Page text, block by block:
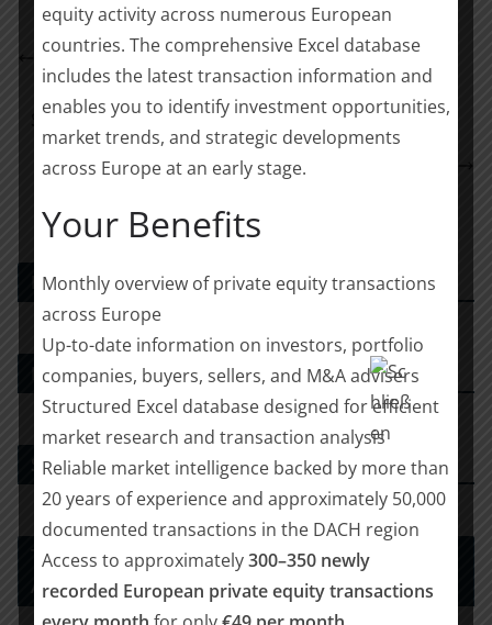
Langfristige Lösung für ganz wesentliche Teile von
Buderus Edelstahl erreicht – act legal Team berät
Mutares und Buderus
Steigender Liquiditätsbedarf treibt Sale-Leaseback-
Transaktionen an / Kommentar von Christopher
Mertlitz, Head of European Investments, W. P.
PE DEALS EUROPE
M&A-Beratungshaus
Strategy Consulting
Tax Advisory Services and Financial / Deal
Advisory
equity activity across numerous European
countries. The comprehensive Excel database
includes the latest transaction information and
enables you to identify investment opportunities,
market trends, and strategic developments
across Europe at an early stage.
Your Benefits
Monthly overview of private equity transactions
across Europe
Up-to-date information on investors, portfolio
companies, buyers, sellers, and M&A advisers
Structured Excel database designed for efficient
market research and transaction analysis
Reliable market intelligence backed by more than
20 years of experience and approximately 50,000
documented transactions in the DACH region
Access to approximately300–350 newly
recorded European private equity transactions